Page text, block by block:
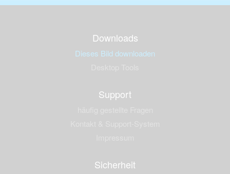
Downloads
Dieses Bild downloaden
Support
Sicherheit